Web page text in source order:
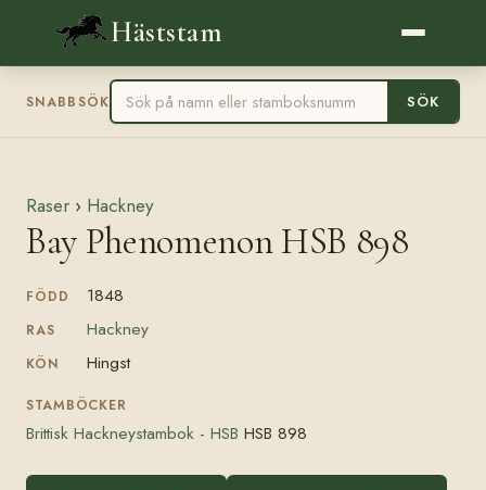
Häststam
SNABBSÖK SÖK
Raser › Hackney
Bay Phenomenon HSB 898
FÖDD 1848
RAS Hackney
KÖN Hingst
STAMBÖCKER
Brittisk Hackneystambok - HSB HSB 898